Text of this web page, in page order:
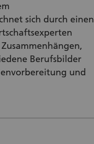
sich durch einen
Berufsbilder
und